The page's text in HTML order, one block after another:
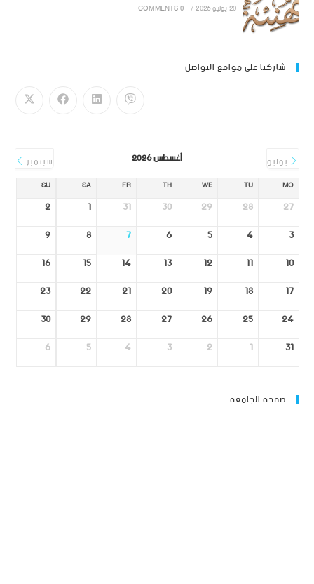
20 يوليو 2026 /
0 COMMENTS
شاركنا على مواقع التواصل
يوليو أغسطس 2026 سبتمبر
MO
TU
WE
TH
FR
SA
SU
27
28
29
30
31
1
2
3
4
5
6
7
8
9
10
11
12
13
14
15
16
17
18
19
20
21
22
23
24
25
26
27
28
29
30
31
1
2
3
4
5
6
صفحة الجامعة